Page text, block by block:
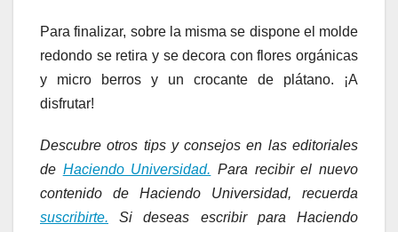
Para finalizar, sobre la misma se dispone el molde
redondo se retira y se decora con flores orgánicas
y micro berros y un crocante de plátano. ¡A
disfrutar!
Descubre otros tips y consejos en las editoriales
de Haciendo Universidad. Para recibir el nuevo
contenido de Haciendo Universidad, recuerda
suscribirte. Si deseas escribir para Haciendo